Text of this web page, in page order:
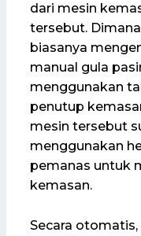
dari mesin
tersebut.
biasanya
manual gula
menggunakan
penutup
mesin tersebut
menggunakan
pemanas untuk
kemasan.
Secara otomatis,